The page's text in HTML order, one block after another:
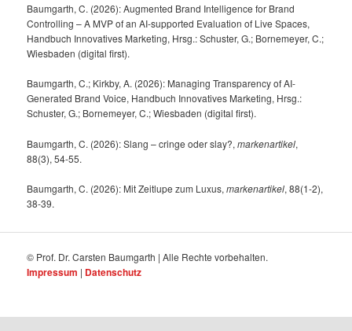
Baumgarth, C. (2026): Augmented Brand Intelligence for Brand
Controlling – A MVP of an AI-supported Evaluation of Live Spaces,
Handbuch Innovatives Marketing, Hrsg.: Schuster, G.; Bornemeyer, C.;
Wiesbaden (digital first).
Baumgarth, C.; Kirkby, A. (2026): Managing Transparency of AI-
Generated Brand Voice, Handbuch Innovatives Marketing, Hrsg.:
Schuster, G.; Bornemeyer, C.; Wiesbaden (digital first).
Baumgarth, C. (2026): Slang – cringe oder slay?,markenartikel,
88(3), 54-55.
Baumgarth, C. (2026): Mit Zeitlupe zum Luxus,markenartikel, 88(1-2),
38-39.
© Prof. Dr. Carsten Baumgarth | Alle Rechte vorbehalten.
Impressum | Datenschutz